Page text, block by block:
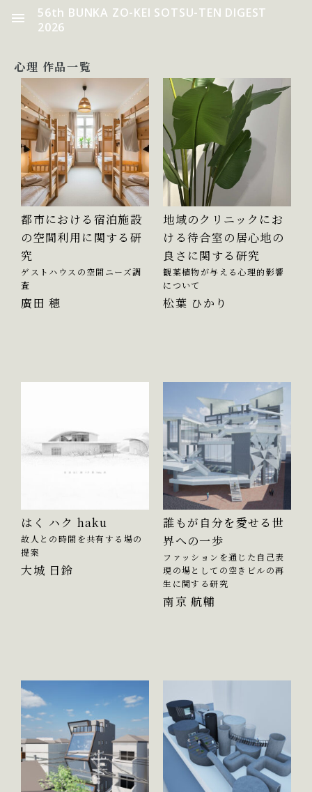
56th BUNKA ZO-KEI SOTSU-TEN DIGEST
2026
心理 作品一覧
都市における宿泊施設
の空間利用に関する研
究
ゲストハウスの空間ニーズ調
査
廣田 穂
地域のクリニックにお
ける待合室の居心地の
良さに関する研究
観葉植物が与える心理的影響
について
松葉 ひかり
はく ハク haku
故人との時間を共有する場の
提案
大城 日鈴
誰もが自分を愛せる世
界への一歩
ファッションを通じた自己表
現の場としての空きビルの再
生に関する研究
南京 航輔